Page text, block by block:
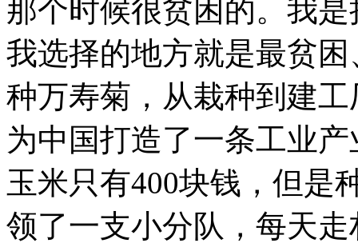
那个时候很贫困的。我
我选择的地方就是最贫
种万寿菊，从栽种到建
为中国打造了一条工业
玉米只有400块钱，但是
领了一支小分队，每天